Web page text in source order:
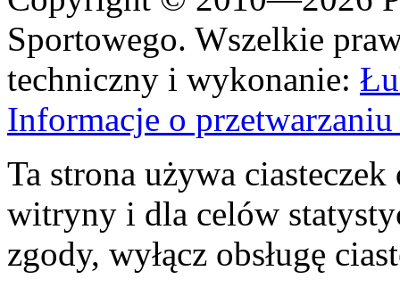
Sportowego. Wszelkie
techniczny i wykonanie:
Informacje o
Ta strona używa
witryny i dla celów
zgody, wyłącz obsługę